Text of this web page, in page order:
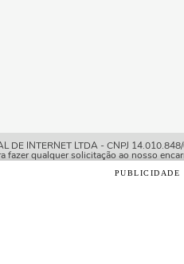
DE INTERNET LTDA - CNPJ
fazer qualquer solicitação ao nosso
PUBLICIDADE